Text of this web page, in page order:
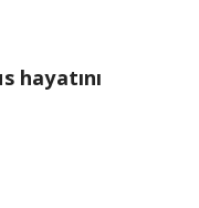
hayatını